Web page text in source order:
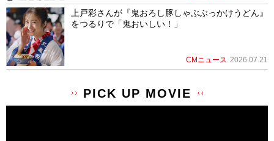
上戸彩さんが『鬼おろし豚しゃぶぶっかけうどん』
をつるりで「鬼おいしい！」
CMニュース 2026.07.21
PICK UP MOVIE